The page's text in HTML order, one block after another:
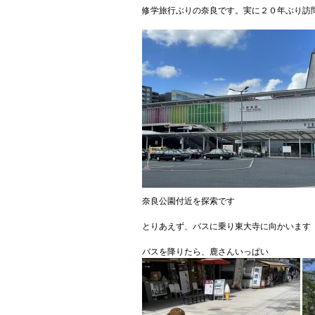
修学旅行ぶりの奈良です。実に２０年ぶり訪
奈良公園付近を探索です
とりあえず、バスに乗り東大寺に向かいます
バスを降りたら、鹿さんいっぱい